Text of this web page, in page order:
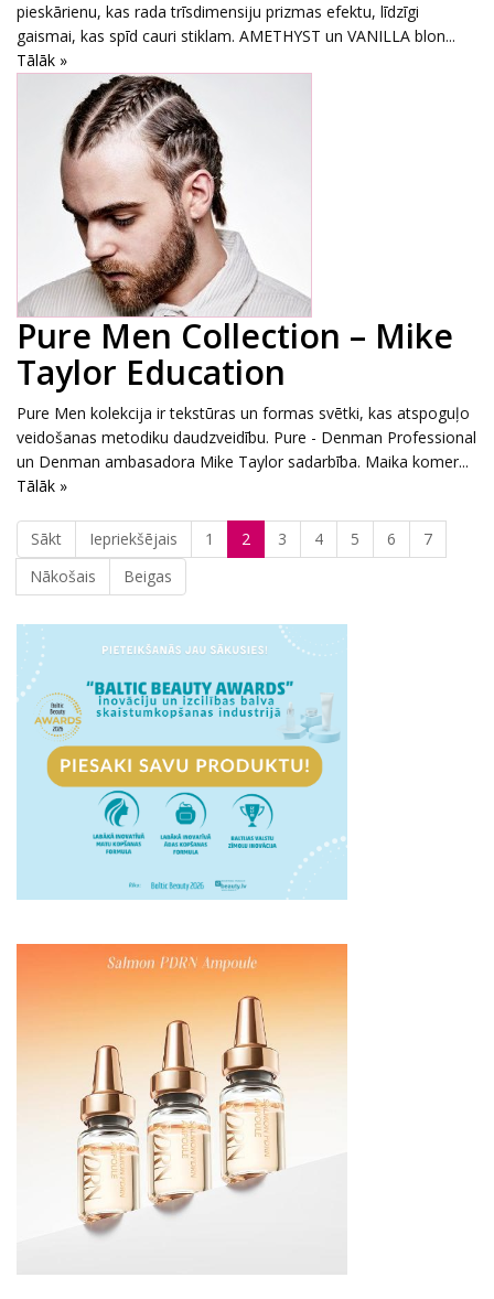
pieskārienu, kas rada trīsdimensiju prizmas efektu, līdzīgi
gaismai, kas spīd cauri stiklam. AMETHYST un VANILLA blon...
Tālāk »
Pure Men Collection – Mike
Taylor Education
Pure Men kolekcija ir tekstūras un formas svētki, kas atspoguļo
veidošanas metodiku daudzveidību. Pure - Denman Professional
un Denman ambasadora Mike Taylor sadarbība. Maika komer...
Tālāk »
Sākt Iepriekšējais 1 2 3 4 5 6
7
Nākošais
Beigas